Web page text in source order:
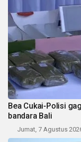
Bea Cukai-Polisi
bandara Bali
Jumat, 7 Agustus